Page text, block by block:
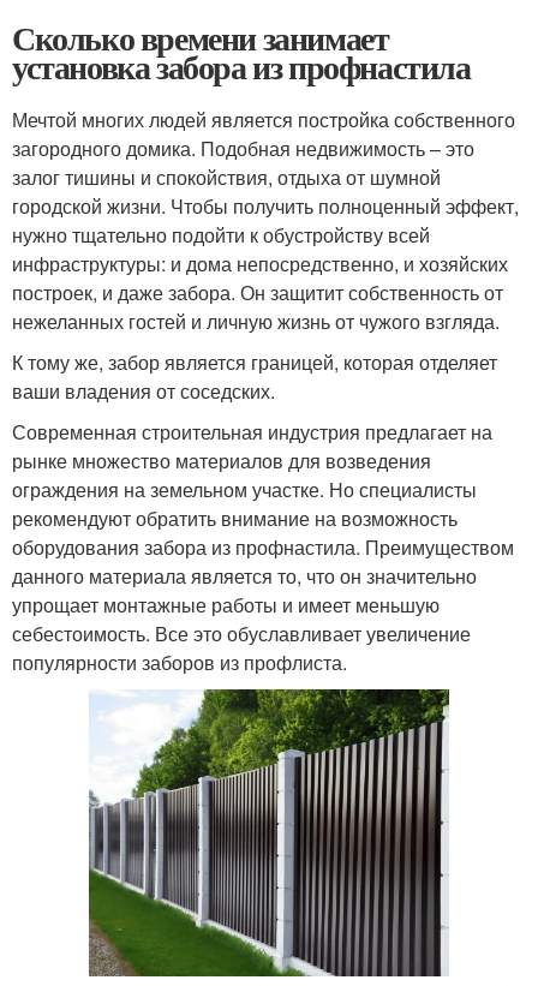
Сколько времени занимает
установка забора из профнастила
Мечтой многих людей является постройка собственного
загородного домика. Подобная недвижимость – это
залог тишины и спокойствия, отдыха от шумной
городской жизни. Чтобы получить полноценный эффект,
нужно тщательно подойти к обустройству всей
инфраструктуры: и дома непосредственно, и хозяйских
построек, и даже забора. Он защитит собственность от
нежеланных гостей и личную жизнь от чужого взгляда.
К тому же, забор является границей, которая отделяет
ваши владения от соседских.
Современная строительная индустрия предлагает на
рынке множество материалов для возведения
ограждения на земельном участке. Но специалисты
рекомендуют обратить внимание на возможность
оборудования забора из профнастила. Преимуществом
данного материала является то, что он значительно
упрощает монтажные работы и имеет меньшую
себестоимость. Все это обуславливает увеличение
популярности заборов из профлиста.